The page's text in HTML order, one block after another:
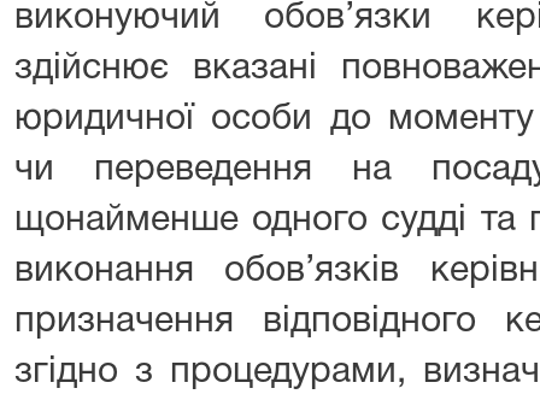
виконуючий обов’язки
здійснює вказані
юридичної особи до
чи переведення на
щонайменше одного судді та
виконання обов’язків
призначення відповідного
згідно з процедурами,